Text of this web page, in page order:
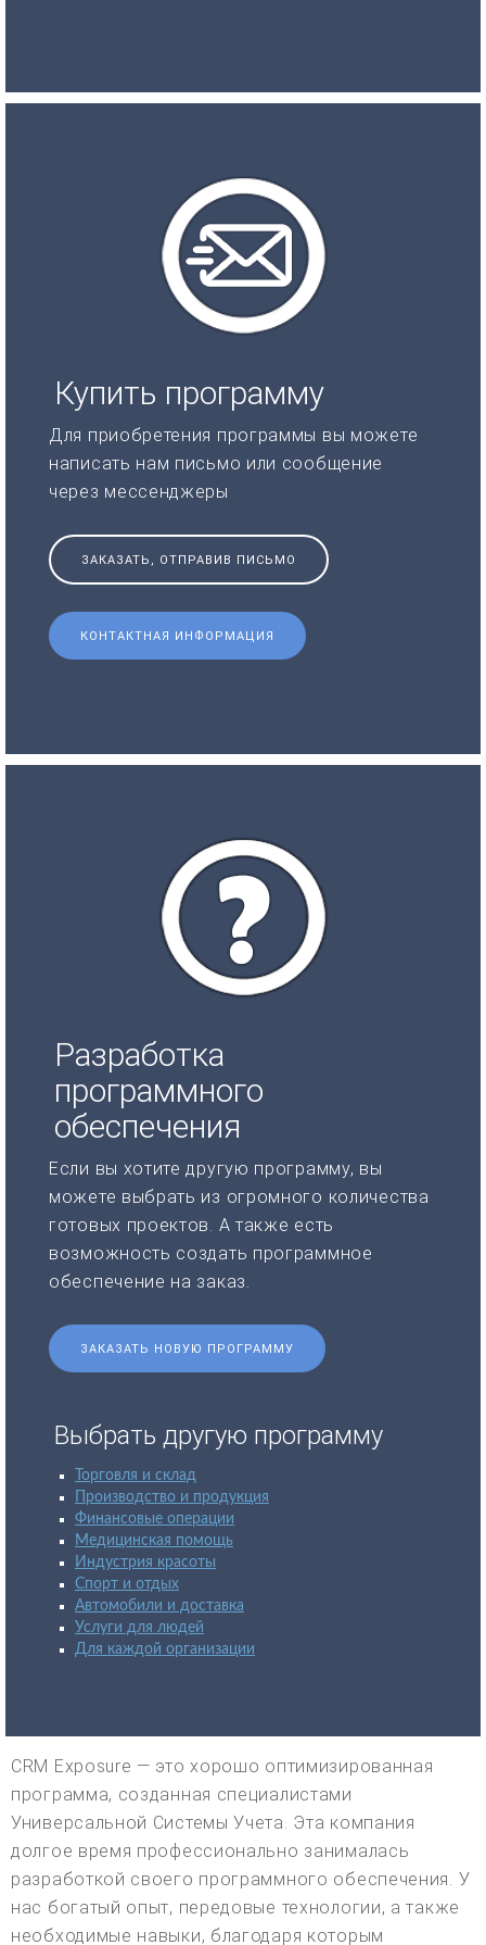
Купить программу
Для приобретения программы вы можете
написать нам письмо или сообщение
через мессенджеры
ЗАКАЗАТЬ, ОТПРАВИВ ПИСЬМО
КОНТАКТНАЯ ИНФОРМАЦИЯ
Разработка
программного
обеспечения
Если вы хотите другую программу, вы
можете выбрать из огромного количества
готовых проектов. А также есть
возможность создать программное
обеспечение на заказ.
ЗАКАЗАТЬ НОВУЮ ПРОГРАММУ
Выбрать другую программу
Торговля и склад
Производство и продукция
Финансовые операции
Медицинская помощь
Индустрия красоты
Спорт и отдых
Автомобили и доставка
Услуги для людей
Для каждой организации
CRM Exposure — это хорошо оптимизированная
программа, созданная специалистами
Универсальной Системы Учета. Эта компания
долгое время профессионально занималась
разработкой своего программного обеспечения. У
нас богатый опыт, передовые технологии, а также
необходимые навыки, благодаря которым